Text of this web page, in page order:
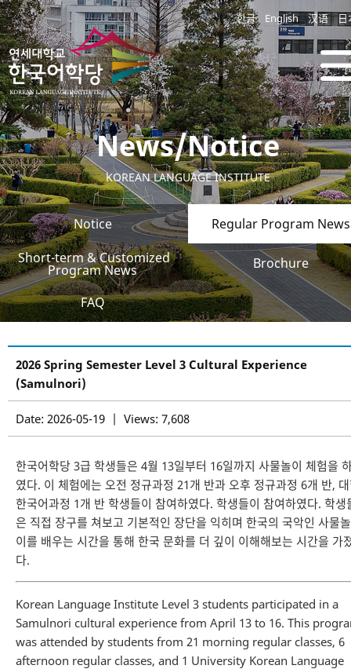
한글 English 汉语 日
News/Notice
KOREAN LANGUAGE INSTITUTE
Notice
Regular Program News
Short-term & Customized
Program News Brochure
FAQ
2026 Spring Semester Level 3 Cultural Experience
(Samulnori)
Date: 2026-05-19 | Views: 7,608
한국어학당 3급 학생들은 4월 13일부터 16일까지 사물놀이 체험을
였다. 이 체험에는 오전 정규과정 21개 반과 오후 정규과정 6개 반,
한국어과정 1개 반 학생들이 참여하였다. 학생들이 참여하였다. 학생
은 직접 장구를 쳐보고 기본적인 장단을 익히며 한국의 국악인 사물놀
이를 배우는 시간을 통해 한국 문화를 더 깊이 이해해보는 시간을 가
다.
Korean Language Institute Level 3 students participated in a
Samulnori cultural experience from April 13 to 16. This
was attended by students from 21 morning regular classes, 6
afternoon regular classes, and 1 University Korean Language